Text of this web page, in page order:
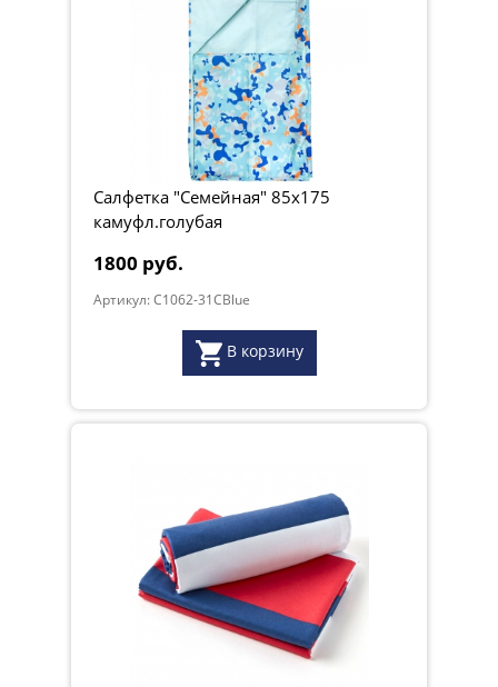
Салфетка "Семейная" 85х175
камуфл.голубая
1800 руб.
Артикул: C1062-31CBlue
В корзину